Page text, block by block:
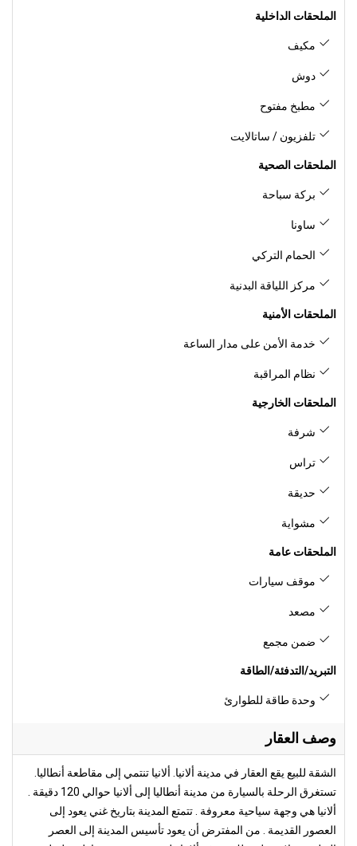
الملحقات الداخلية
مكيف
دوش
مطبخ مفتوح
تلفزيون / ساتالايت
الملحقات الصحية
بركة سباحة
ساونا
الحمام التركي
مركز اللياقة البدنية
الملحقات الأمنية
خدمة الأمن على مدار الساعة
نظام المراقبة
الملحقات الخارجية
شرفة
تراس
حديقة
مشواية
الملحقات عامة
موقف سيارات
مصعد
ضمن مجمع
التبريد/التدفئة/الطاقة
وحدة طاقة للطوارئ
وصف العقار
الشقة للبيع يقع العقار في مدينة ألانيا. ألانيا تنتمي إلى مقاطعة أنطاليا.
تستغرق الرحلة بالسيارة من مدينة أنطاليا إلى ألانيا حوالي 120 دقيقة .
ألانيا هي وجهة سياحية معروفة . تتمتع المدينة بتاريخ غني يعود إلى
العصور القديمة . من المفترض أن يعود تأسيس المدينة إلى العصر